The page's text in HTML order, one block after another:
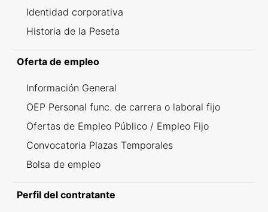
Identidad corporativa
Historia de la Peseta
Oferta de empleo
Información General
OEP Personal func. de carrera o laboral fijo
Ofertas de Empleo Público / Empleo Fijo
Convocatoria Plazas Temporales
Bolsa de empleo
Perfil del contratante